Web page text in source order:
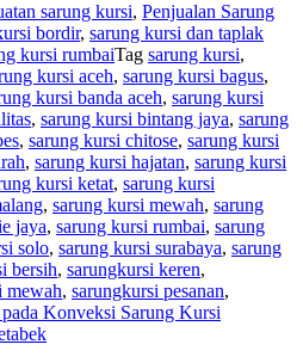
sarung kursi, Penjualan Sarung
bordir, sarung kursi dan taplak
kursi rumbaiTag sarung kursi,
kursi aceh, sarung kursi bagus,
kursi banda aceh, sarung kursi
, sarung kursi bintang jaya, sarung
, sarung kursi chitose, sarung kursi
, sarung kursi hajatan, sarung kursi
kursi ketat, sarung kursi
, sarung kursi mewah, sarung
jaya, sarung kursi rumbai, sarung
solo, sarung kursi surabaya, sarung
bersih, sarungkursi keren,
mewah, sarungkursi pesanan,
Konveksi Sarung Kursi